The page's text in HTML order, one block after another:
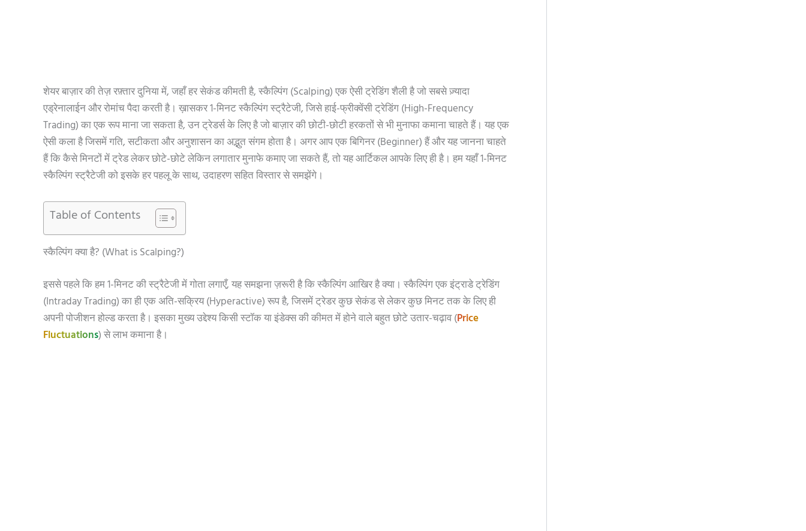
शेयर बाज़ार की तेज़ रफ़्तार दुनिया में, जहाँ हर सेकंड कीमती है, स्कैल्पिंग (Scalping) एक ऐसी ट्रेडिंग शैली है जो सबसे ज़्यादा
एड्रेनालाईन और रोमांच पैदा करती है। ख़ासकर 1-मिनट स्कैल्पिंग स्ट्रैटेजी, जिसे हाई-फ्रीक्वेंसी ट्रेडिंग (High-Frequency
Trading) का एक रूप माना जा सकता है, उन ट्रेडर्स के लिए है जो बाज़ार की छोटी-छोटी हरकतों से भी मुनाफा कमाना चाहते हैं। यह एक
ऐसी कला है जिसमें गति, सटीकता और अनुशासन का अद्भुत संगम होता है। अगर आप एक बिगिनर (Beginner) हैं और यह जानना चाहते
हैं कि कैसे मिनटों में ट्रेड लेकर छोटे-छोटे लेकिन लगातार मुनाफे कमाए जा सकते हैं, तो यह आर्टिकल आपके लिए ही है। हम यहाँ 1-मिनट
स्कैल्पिंग स्ट्रैटेजी को इसके हर पहलू के साथ, उदाहरण सहित विस्तार से समझेंगे।
Table of Contents
स्कैल्पिंग क्या है? (What is Scalping?)
इससे पहले कि हम 1-मिनट की स्ट्रैटेजी में गोता लगाएँ, यह समझना ज़रूरी है कि स्कैल्पिंग आखिर है क्या। स्कैल्पिंग एक इंट्राडे ट्रेडिंग
(Intraday Trading) का ही एक अति-सक्रिय (Hyperactive) रूप है, जिसमें ट्रेडर कुछ सेकंड से लेकर कुछ मिनट तक के लिए ही
अपनी पोजीशन होल्ड करता है। इसका मुख्य उद्देश्य किसी स्टॉक या इंडेक्स की कीमत में होने वाले बहुत छोटे उतार-चढ़ाव (Price
Fluctuations) से लाभ कमाना है।